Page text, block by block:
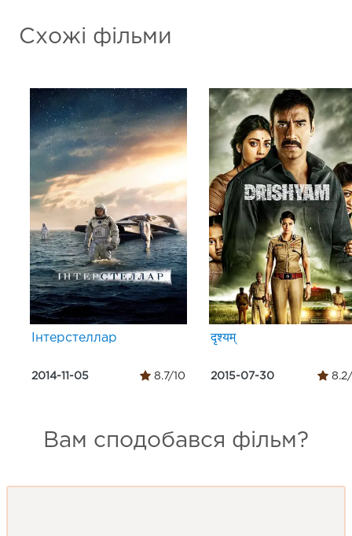
Схожі фільми
Інтерстеллар
2014-11-05 8.7/10
दृश्यम्
2015-07-30 8.2/
Вам сподобався фільм?